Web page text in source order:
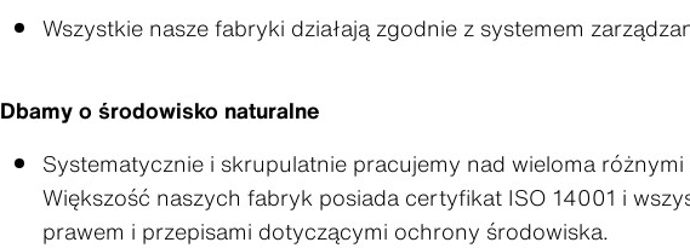
Wszystkie nasze fabryki działają zgodnie z systemem
Dbamy o środowisko naturalne
Systematycznie i skrupulatnie pracujemy nad wieloma
Większość naszych fabryk posiada certyfikat ISO 14001 i
prawem i przepisami dotyczącymi ochrony środowiska.